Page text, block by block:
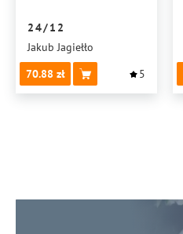
24/12
Jakub Jagiełło
70.88
5